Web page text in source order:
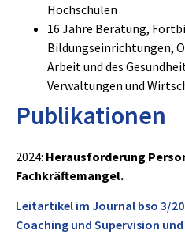
Hochschulen
16 Jahre Beratung,
Bildungseinrichtungen,
Arbeit und des
Verwaltungen und
Publikationen
2024: Herausforderung
Fachkräftemangel.
Leitartikel im Journal bso 3/
Coaching und Supervision